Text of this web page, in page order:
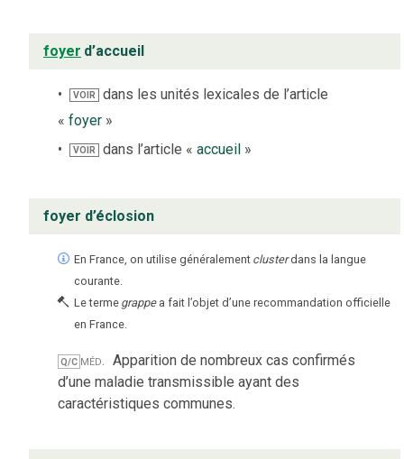
foyer d’accueil
VOIR
dans les unités lexicales de l’article
« foyer »
VOIR dans l’article «accueil »
foyer d’éclosion
En France, on utilise généralement clusterdans la langue
courante.
Le terme grappe a fait l’objet d’une recommandation officielle
en France.
Q/C méd. Apparition de nombreux cas confirmés
d’une maladie transmissible ayant des
caractéristiques communes.